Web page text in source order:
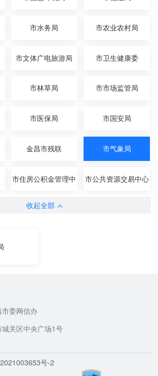
市水务局 市农业农村局
市文体广电旅游局 市卫生健康委
市林草局 市市场监管局
市医保局 市国安局
金昌市残联 市气象局
市住房公积金管理中
心
市公共资源交易中心
收起全部
委网信办
关区中央广场1号
号-2